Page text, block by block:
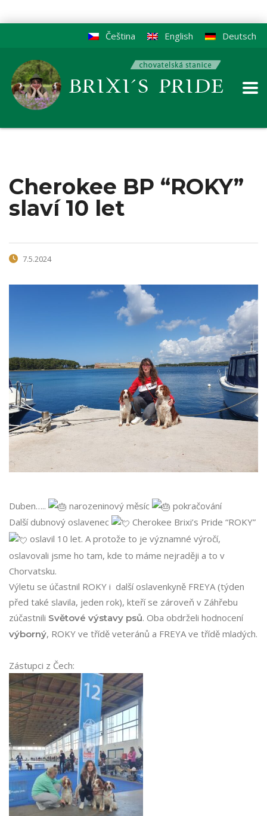
Deutsch
English
Čeština
Cherokee BP “ROKY”
slaví 10 let
7.5.2024
Duben….. narozeninový měsíc
pokračování
Další dubnový oslavenec
Cherokee Brixi’s Pride “ROKY”
oslavil 10 let. A protože to je významné výročí,
oslavovali jsme ho tam, kde to máme nejraději a to v
Chorvatsku.
Výletu se účastnil ROKY i další oslavenkyně FREYA (týden
před také slavila, jeden rok), kteří se zároveň v Záhřebu
zúčastnili Světové výstavy psů. Oba obdrželi hodnocení
výborný, ROKY ve třídě veteránů a FREYA ve třídě mladých.
Zástupci z Čech: